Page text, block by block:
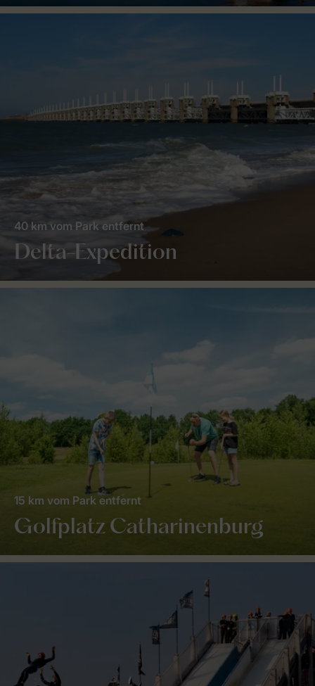
Delta-Expedition
40 km vom Park entfernt
Golfplatz Catharinenburg
15 km vom Park entfernt